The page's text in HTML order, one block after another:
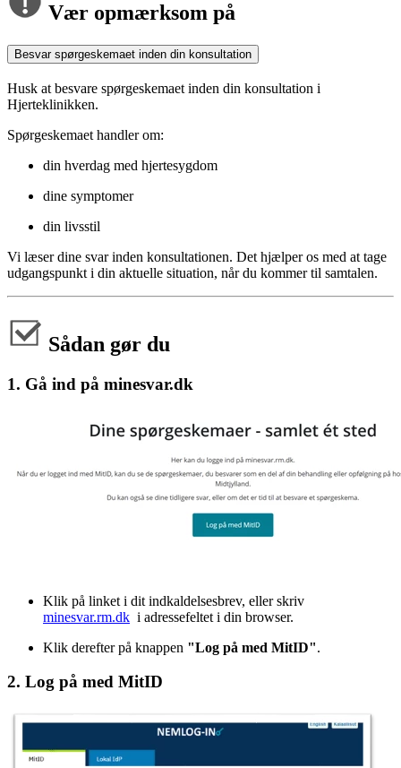
Vær opmærksom på
Besvar spørgeskemaet inden din konsultation
Husk at besvare spørgeskemaet inden din konsultation i
Hjerteklinikken.
Spørgeskemaet handler om:
din hverdag med hjertesygdom
dine symptomer
din livsstil
Vi læser dine svar inden konsultationen. Det hjælper os med at tage
udgangspunkt i din aktuelle situation, når du kommer til samtalen.
Sådan gør du
1. Gå ind på minesvar.dk
Klik på linket i dit indkaldelsesbrev, eller skriv
minesvar.rm.dk i adressefeltet i din browser.
Klik derefter på knappen "Log på med MitID".
2. Log på med MitID